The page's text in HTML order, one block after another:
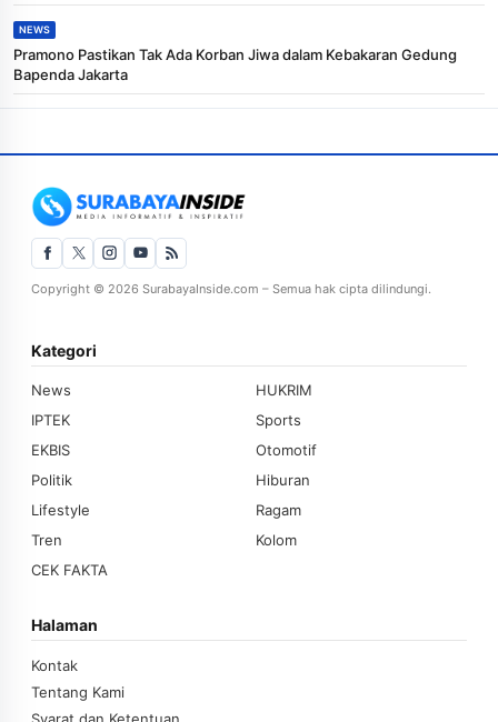
NEWS
Pramono Pastikan Tak Ada Korban Jiwa dalam Kebakaran Gedung
Bapenda Jakarta
Copyright © 2026 SurabayaInside.com – Semua hak cipta dilindungi.
Kategori
News
HUKRIM
IPTEK
Sports
EKBIS
Otomotif
Politik
Hiburan
Lifestyle
Ragam
Tren
Kolom
CEK FAKTA
Halaman
Kontak
Tentang Kami
Syarat dan Ketentuan